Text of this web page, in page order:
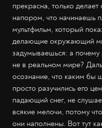
прекрасна, только
напором, что начинаешь
мультфильм, который
делающие окружающий
задумываешься: а
не в реальном мире?
осознание, что каким
просто разучились его
падающий снег, не
всякие мелочи, потому
они наполнены. Вот тут